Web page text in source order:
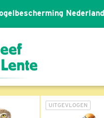
Nederland
UITGEVLOGEN